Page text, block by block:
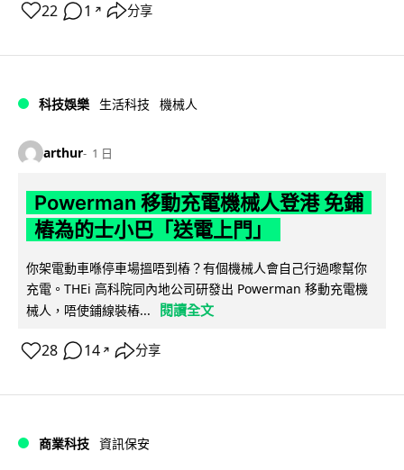
22 1 ↗ 分享
科技娛樂 生活科技 機械人
arthur 1 日
Powerman 移動充電機械人登港 免鋪
樁為的士小巴「送電上門」
你架電動車喺停車場搵唔到樁？有個機械人會自己行過嚟幫你
充電。THEi 高科院同內地公司研發出 Powerman 移動充電機
械人，唔使鋪線裝樁...
閱讀全文
28 14 ↗ 分享
商業科技 資訊保安